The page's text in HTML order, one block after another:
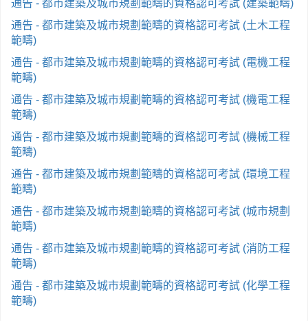
通告 - 都市建築及城市規劃範疇的資格認可考試 (建築範疇)
通告 - 都市建築及城市規劃範疇的資格認可考試 (土木工程
範疇)
通告 - 都市建築及城市規劃範疇的資格認可考試 (電機工程
範疇)
通告 - 都市建築及城市規劃範疇的資格認可考試 (機電工程
範疇)
通告 - 都市建築及城市規劃範疇的資格認可考試 (機械工程
範疇)
通告 - 都市建築及城市規劃範疇的資格認可考試 (環境工程
範疇)
通告 - 都市建築及城市規劃範疇的資格認可考試 (城市規劃
範疇)
通告 - 都市建築及城市規劃範疇的資格認可考試 (消防工程
範疇)
通告 - 都市建築及城市規劃範疇的資格認可考試 (化學工程
範疇)